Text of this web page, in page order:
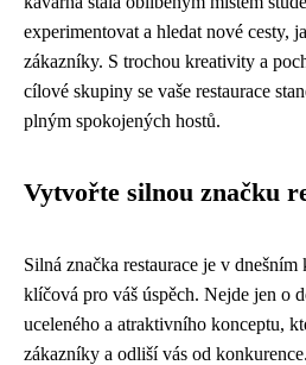
experimentovat a hledat nové cesty,
zákazníky. S trochou kreativity a
cílové skupiny se vaše restaurace
plným spokojených hostů.
Vytvořte silnou značku
Silná značka restaurace je v
klíčová pro váš úspěch. Nejde jen o
uceleného a atraktivního konceptu,
zákazníky a odliší vás od konkurence.